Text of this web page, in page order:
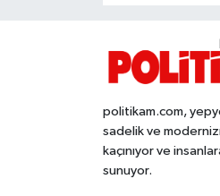
politikam.com,
sadelik ve
kaçınıyor ve
sunuyor.